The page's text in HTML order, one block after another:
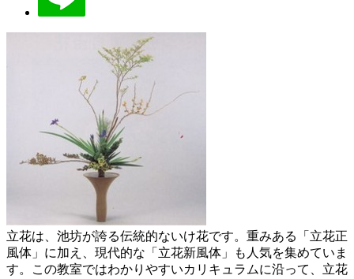
立花は、池坊が誇る伝統的ないけ花です。重みある「立花正
風体」に加え、現代的な「立花新風体」も人気を集めていま
す。この教室ではわかりやすいカリキュラムに沿って、立花